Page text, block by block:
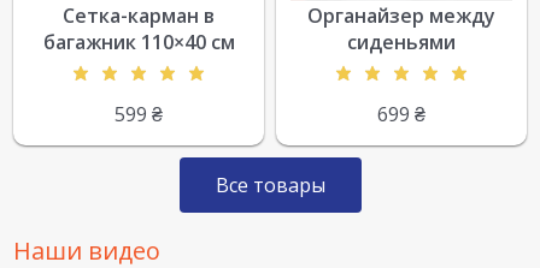
Сетка-карман в
багажник 110×40 см
599 ₴
Органайзер между
сиденьями
699 ₴
Все товары
Наши видео